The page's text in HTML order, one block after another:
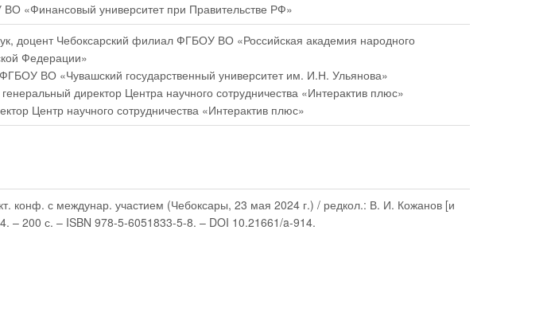
«Финансовый университет при Правительстве РФ»
доцент Чебоксарский филиал ФГБОУ ВО «Российская академия народного
Федерации»
ВО «Чувашский государственный университет им. И.Н. Ульянова»
генеральный директор Центра научного сотрудничества «Интерактив плюс»
Центр научного сотрудничества «Интерактив плюс»
конф. с междунар. участием (Чебоксары, 23 мая 2024 г.) / редкол.: В. И. Кожанов [и
– 200 с. – ISBN 978-5-6051833-5-8. – DOI 10.21661/a-914.